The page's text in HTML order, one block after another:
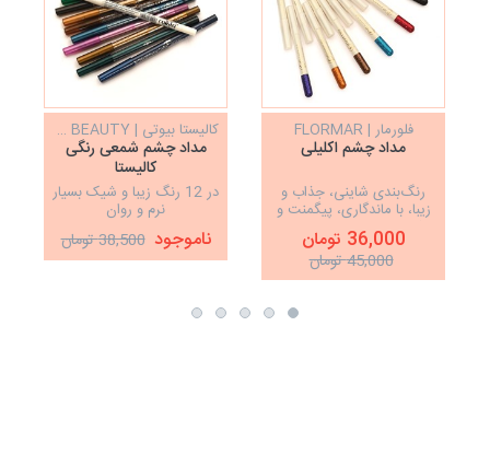
فلورمار | FLORMAR
مداد چشم اکلیلی
رنگ‌بندی شاینی، جذاب و
زیبا، با ماندگاری، پیگمنت و
کیفیت عالی، نرم و روان
36,000 تومان
45,000 تومان
کالیستا بیوتی | CALISTA BEAUTY
مداد چشم شمعی رنگی
کالیستا
در 12 رنگ زیبا و شیک بسیار
نرم و روان
ناموجود 38,500 تومان